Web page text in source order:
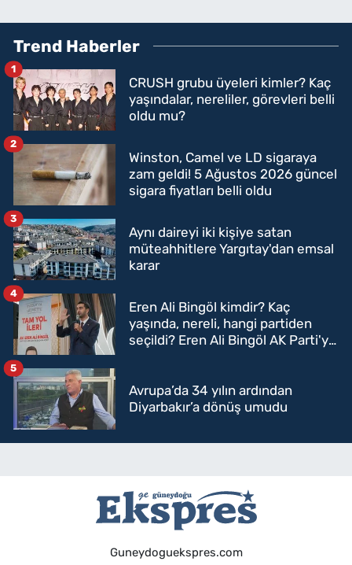
Trend Haberler
CRUSH grubu üyeleri kimler? Kaç
yaşındalar, nereliler, görevleri belli
oldu mu?
1
Winston, Camel ve LD sigaraya
zam geldi! 5 Ağustos 2026 güncel
sigara fiyatları belli oldu
2
Aynı daireyi iki kişiye satan
müteahhitlere Yargıtay'dan emsal
karar
3
Eren Ali Bingöl kimdir? Kaç
yaşında, nereli, hangi partiden
seçildi? Eren Ali Bingöl AK Parti'ye
4
Avrupa’da 34 yılın ardından
Diyarbakır’a dönüş umudu
5
Guneydoguekspres.com